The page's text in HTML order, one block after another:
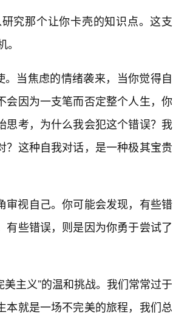
究那个让你卡壳的知识点。这支
。当焦虑的情绪袭来，当你觉得自
会因为一支笔而否定整个人生，你
思考，为什么我会犯这个错误？我
？这种自我对话，是一种极其宝贵
审视自己。你可能会发现，有些错
些错误，则是因为你勇于尝试了
主义”的温和挑战。我们常常过于
就是一场不完美的旅程，我们总